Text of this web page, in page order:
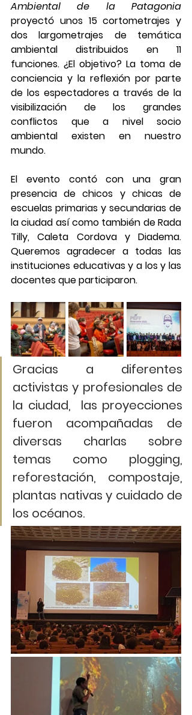
proyectó unos 15 cortometrajes y
dos largometrajes de temática
ambiental distribuidos en 11
funciones. ¿El objetivo? La toma de
conciencia y la reflexión por parte
de los espectadores a través de la
visibilización de los grandes
conflictos que a nivel socio
ambiental existen en nuestro
mundo.
El evento contó con una gran
presencia de chicos y chicas de
escuelas primarias y secundarias de
la ciudad así como también de Rada
Tilly, Caleta Cordova y Diadema.
Queremos agradecer a todas las
instituciones educativas y a los y las
docentes que participaron.
Gracias a diferentes
activistas y profesionales de
la ciudad,  las proyecciones
fueron acompañadas de
diversas charlas sobre
temas como plogging,
reforestación, compostaje,
plantas nativas y cuidado de
los océanos.